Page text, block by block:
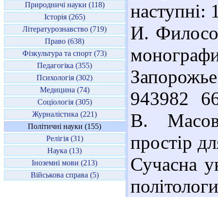
Природничі науки (118)
Історія (265)
Літературознавство (719)
Право (638)
Фізкультура та спорт (73)
Педагогіка (355)
Психологія (302)
Медицина (74)
Соціологія (305)
Журналістика (221)
Політичні науки (155)
Релігія (31)
Наука (13)
Іноземні мови (213)
Військова справа (5)
И.
943982
В.
простір
Сучасна